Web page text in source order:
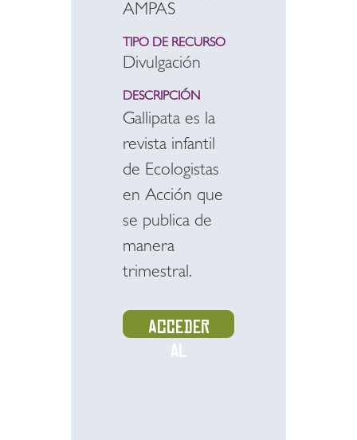
AMPAS
TIPO DE RECURSO
Divulgación
DESCRIPCIÓN
Gallipata es la
revista infantil
de Ecologistas
en Acción que
se publica de
manera
trimestral.
Acceder
al